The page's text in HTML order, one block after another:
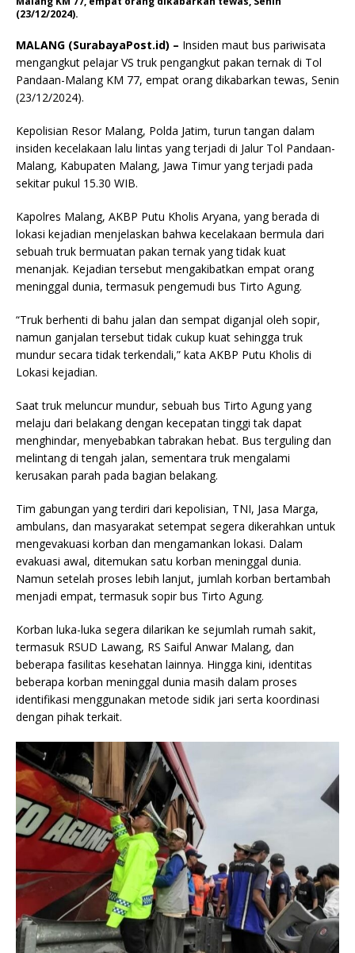
(23/12/2024).
MALANG (SurabayaPost.id) – Insiden maut bus pariwisata
mengangkut pelajar VS truk pengangkut pakan ternak di Tol
Pandaan-Malang KM 77, empat orang dikabarkan tewas, Senin
(23/12/2024).
Kepolisian Resor Malang, Polda Jatim, turun tangan dalam
insiden kecelakaan lalu lintas yang terjadi di Jalur Tol Pandaan-
Malang, Kabupaten Malang, Jawa Timur yang terjadi pada
sekitar pukul 15.30 WIB.
Kapolres Malang, AKBP Putu Kholis Aryana, yang berada di
lokasi kejadian menjelaskan bahwa kecelakaan bermula dari
sebuah truk bermuatan pakan ternak yang tidak kuat
menanjak. Kejadian tersebut mengakibatkan empat orang
meninggal dunia, termasuk pengemudi bus Tirto Agung.
“Truk berhenti di bahu jalan dan sempat diganjal oleh sopir,
namun ganjalan tersebut tidak cukup kuat sehingga truk
mundur secara tidak terkendali,” kata AKBP Putu Kholis di
Lokasi kejadian.
Saat truk meluncur mundur, sebuah bus Tirto Agung yang
melaju dari belakang dengan kecepatan tinggi tak dapat
menghindar, menyebabkan tabrakan hebat. Bus terguling dan
melintang di tengah jalan, sementara truk mengalami
kerusakan parah pada bagian belakang.
Tim gabungan yang terdiri dari kepolisian, TNI, Jasa Marga,
ambulans, dan masyarakat setempat segera dikerahkan untuk
mengevakuasi korban dan mengamankan lokasi. Dalam
evakuasi awal, ditemukan satu korban meninggal dunia.
Namun setelah proses lebih lanjut, jumlah korban bertambah
menjadi empat, termasuk sopir bus Tirto Agung.
Korban luka-luka segera dilarikan ke sejumlah rumah sakit,
termasuk RSUD Lawang, RS Saiful Anwar Malang, dan
beberapa fasilitas kesehatan lainnya. Hingga kini, identitas
beberapa korban meninggal dunia masih dalam proses
identifikasi menggunakan metode sidik jari serta koordinasi
dengan pihak terkait.